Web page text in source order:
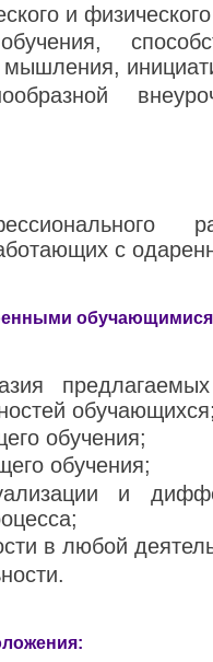
и
мышления,
с
обучения;
обучения;
и
в любой